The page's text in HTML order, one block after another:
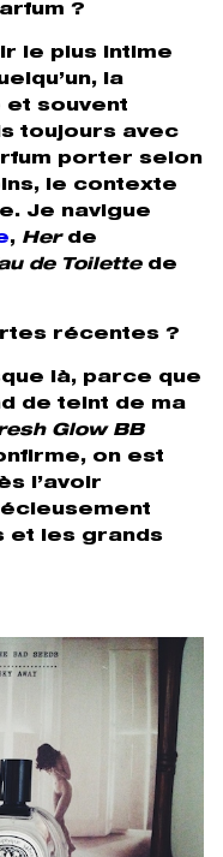
?
le plus intime
la
et souvent
toujours avec
porter selon
le contexte
Je navigue
, Herde
de Toilettede
récentes ?
là, parce que
de teint de ma
Glow BB
on est
l’avoir
et les grands